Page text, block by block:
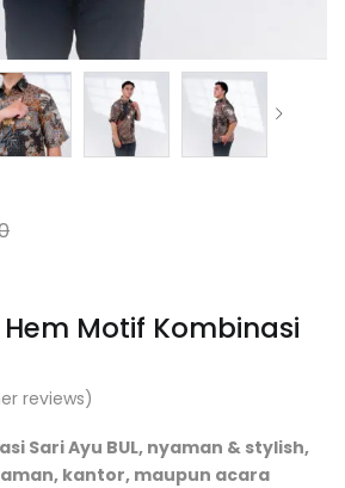
Motif Kombinasi
reviews)
Sari Ayu BUL, nyaman & stylish,
kantor, maupun acara